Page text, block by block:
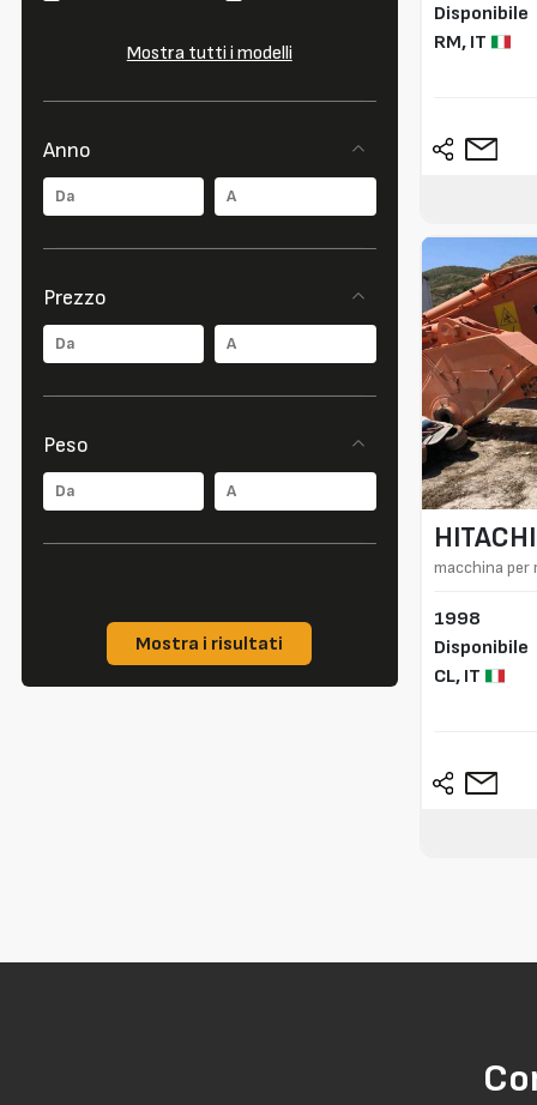
Mostra tutti i modelli
Anno
Prezzo
Peso
Mostra i risultati
Disponibile
RM,IT
HITACHI
macchina per
1998
Disponibile
CL,IT